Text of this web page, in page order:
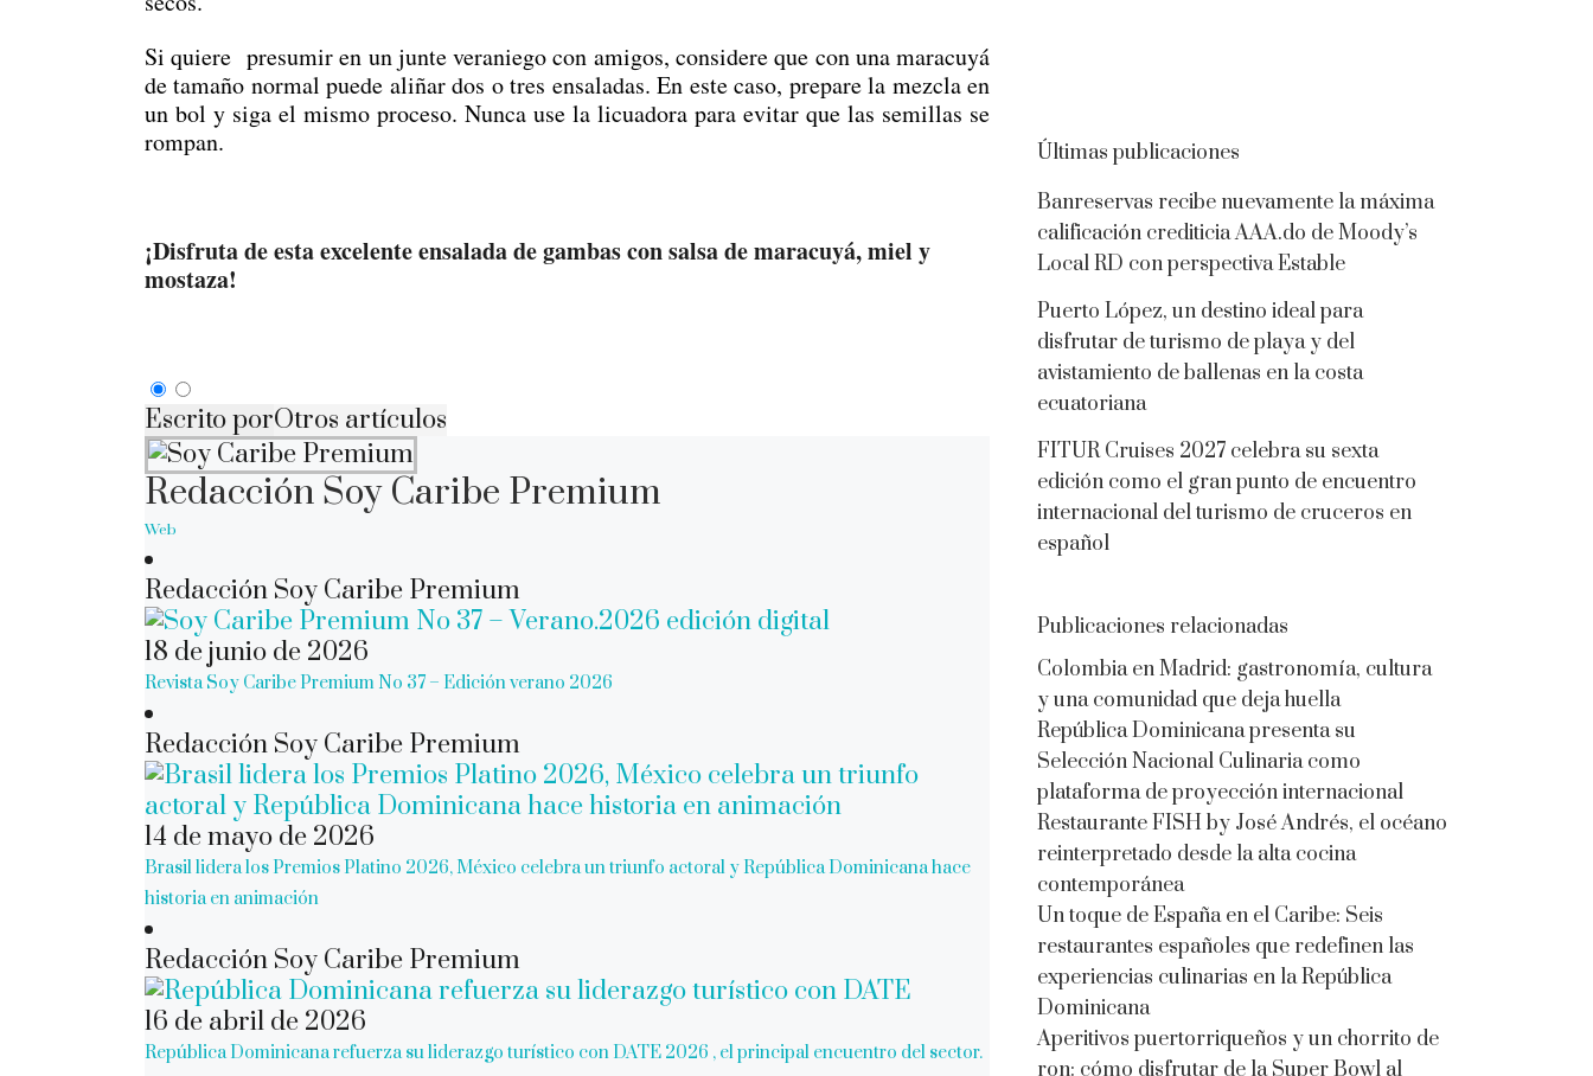
Si quiere presumir en un junte veraniego con amigos, considere que con una maracuyá
de tamaño normal puede aliñar dos o tres ensaladas. En este caso, prepare la mezcla en
un bol y siga el mismo proceso. Nunca use la licuadora para evitar que las semillas se
rompan.
¡Disfruta de esta excelente ensalada de gambas con salsa de maracuyá, miel y
mostaza!
Escrito porOtros artículos
Redacción Soy Caribe Premium
Web
Redacción Soy Caribe Premium
18 de junio de 2026
Revista Soy Caribe Premium No 37 – Edición verano 2026
Redacción Soy Caribe Premium
14 de mayo de 2026
Brasil lidera los Premios Platino 2026, México celebra un triunfo actoral y República Dominicana hace
historia en animación
Redacción Soy Caribe Premium
16 de abril de 2026
República Dominicana refuerza su liderazgo turístico con DATE 2026 , el principal encuentro del sector.
Últimas publicaciones
Banreservas recibe nuevamente la máxima
calificación crediticia AAA.do de Moody’s
Local RD con perspectiva Estable
Puerto López, un destino ideal para
disfrutar de turismo de playa y del
avistamiento de ballenas en la costa
ecuatoriana
FITUR Cruises 2027 celebra su sexta
edición como el gran punto de encuentro
internacional del turismo de cruceros en
español
Publicaciones relacionadas
Colombia en Madrid: gastronomía, cultura
y una comunidad que deja huella
República Dominicana presenta su
Selección Nacional Culinaria como
plataforma de proyección internacional
Restaurante FISH by José Andrés, el océano
reinterpretado desde la alta cocina
contemporánea
Un toque de España en el Caribe: Seis
restaurantes españoles que redefinen las
experiencias culinarias en la República
Dominicana
Aperitivos puertorriqueños y un chorrito de
ron: cómo disfrutar de la Super Bowl al